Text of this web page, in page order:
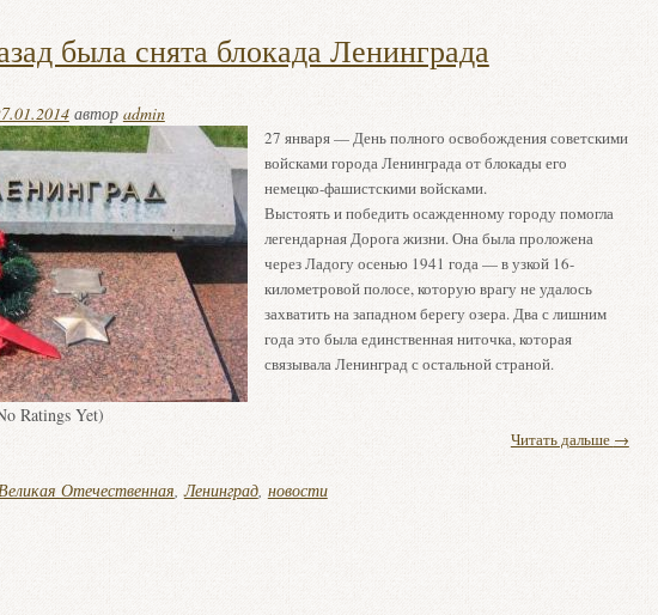
была снята блокада Ленинграда
автор admin
27 января — День полного освобождения советскими
войсками города Ленинграда от блокады его
немецко-фашистскими войсками.
Выстоять и победить осажденному городу помогла
легендарная Дорога жизни. Она была проложена
через Ладогу осенью 1941 года — в узкой 16-
километровой полосе, которую врагу не удалось
захватить на западном берегу озера. Два с лишним
года это была единственная ниточка, которая
связывала Ленинград с остальной страной.
Ratings Yet)
Читать дальше →
Отечественная,Ленинград, новости